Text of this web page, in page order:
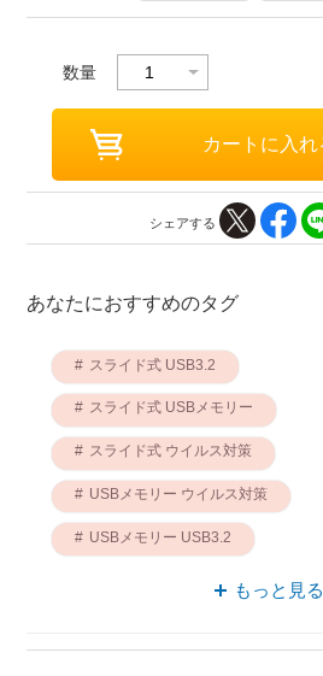
数量
シェアする
あなたにおすすめのタグ
スライド式 USB3.2
スライド式 USBメモリー
スライド式 ウイルス対策
USBメモリー ウイルス対策
USBメモリー USB3.2
スライド式 バッファロー
もっと見る